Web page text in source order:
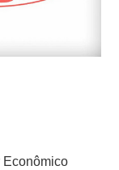
Econômico